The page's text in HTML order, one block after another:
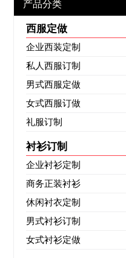
产品分类
西服定做
企业西装定制
私人西服订制
男式西服定做
女式西服订做
礼服订制
衬衫订制
企业衬衫定制
商务正装衬衫
休闲衬衣定制
男式衬衫订制
女式衬衫定做